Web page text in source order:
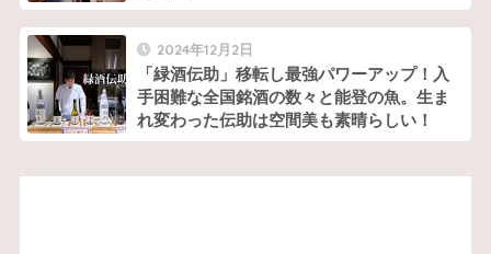
2024年12月2日
「緑酒伝助」移転し最強パワーアップ！入
手困難な全国銘酒の数々と能登の魚。生ま
れ変わった伝助は空間美も素晴らしい！